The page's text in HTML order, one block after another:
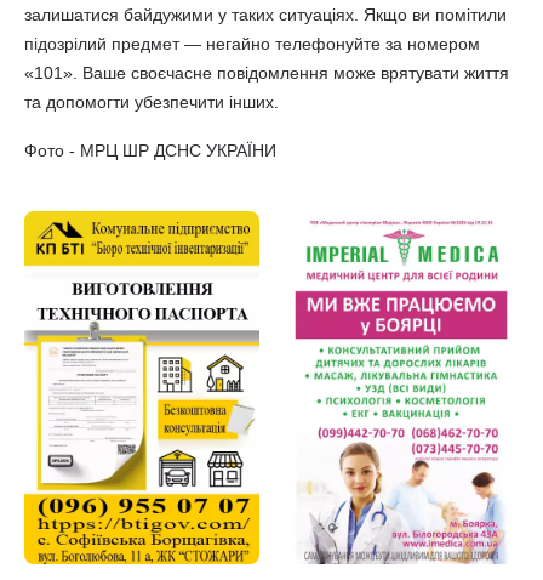
залишатися байдужими у таких ситуаціях. Якщо ви помітили
підозрілий предмет — негайно телефонуйте за номером
«101». Ваше своєчасне повідомлення може врятувати життя
та допомогти убезпечити інших.
Фото - МРЦ ШР ДСНС УКРАЇНИ